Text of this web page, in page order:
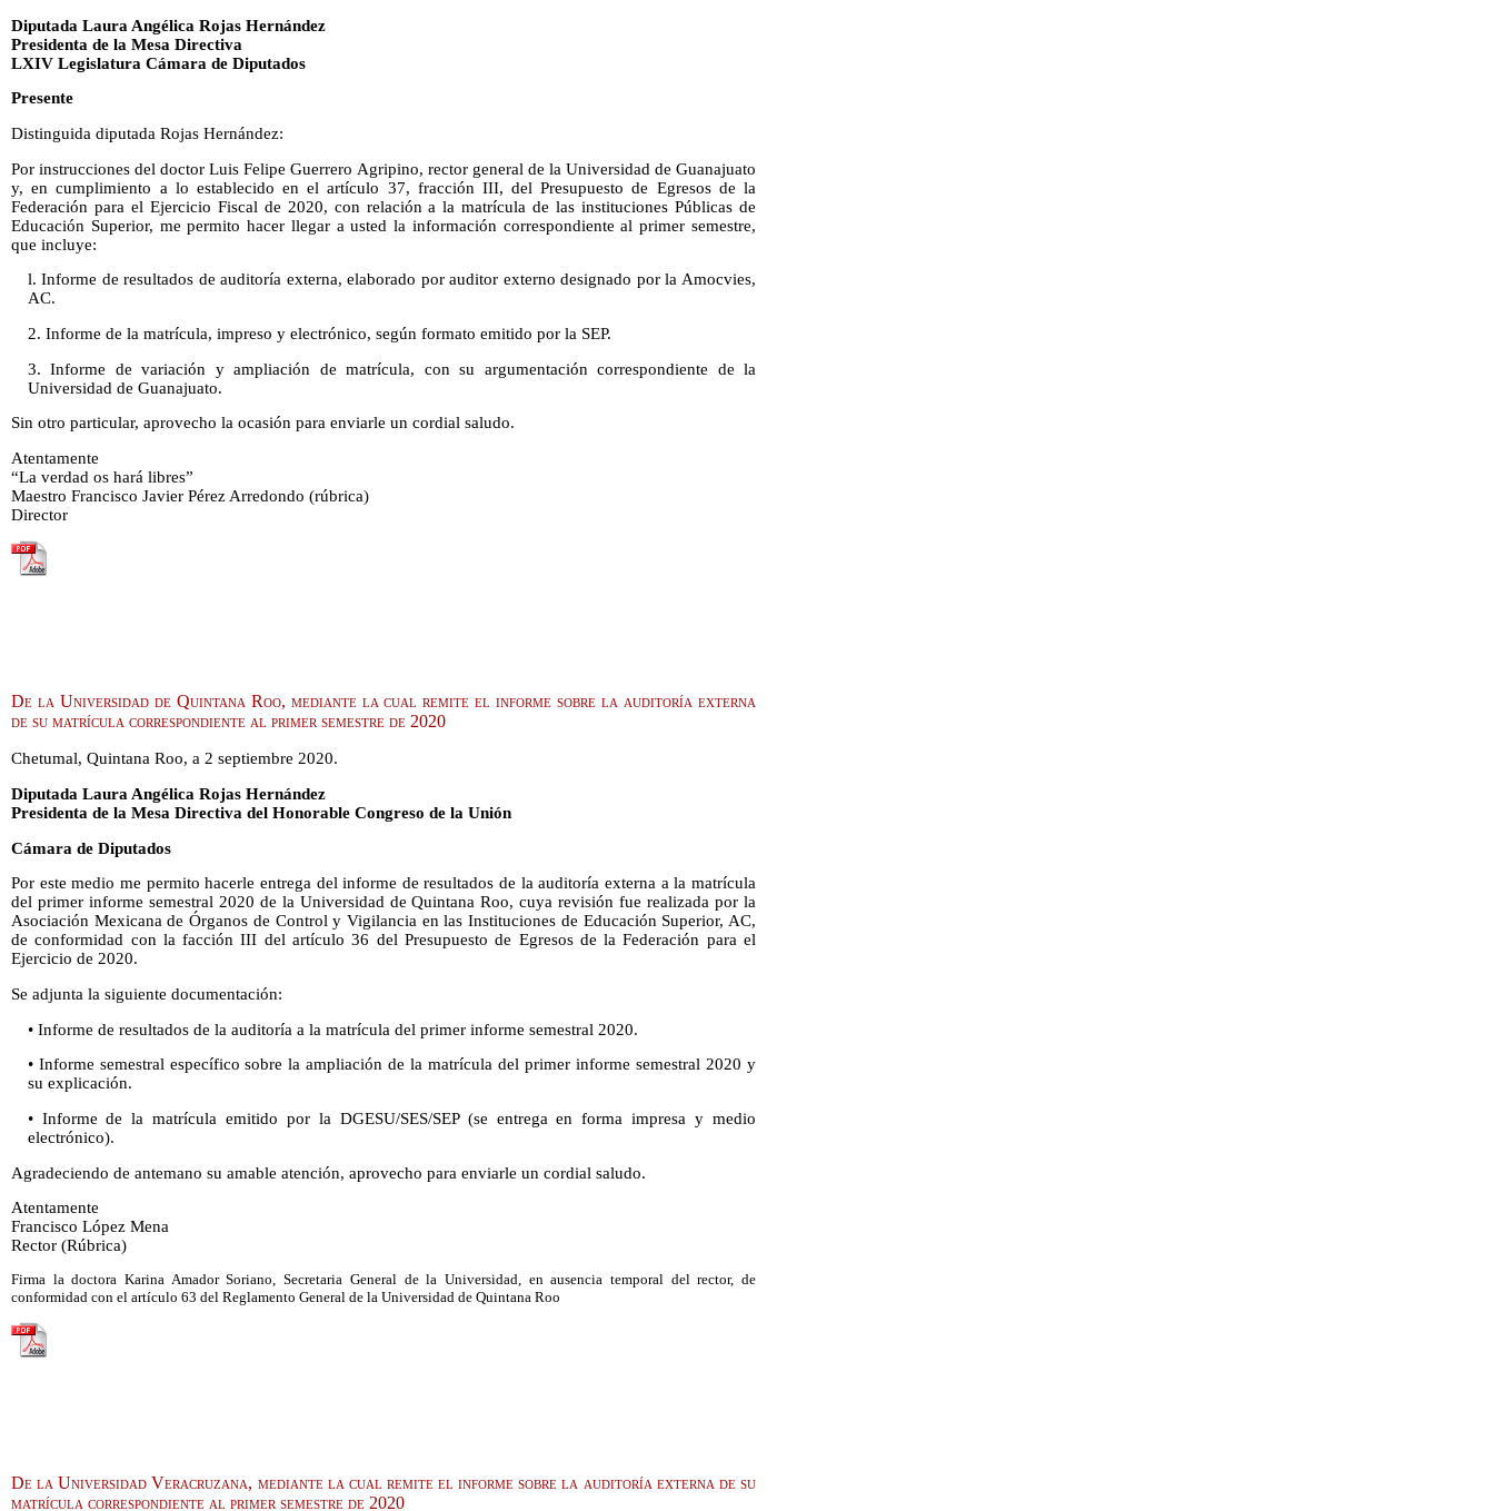
Diputada Laura Angélica Rojas Hernández
Presidenta de la Mesa Directiva
LXIV Legislatura Cámara de Diputados
Presente
Distinguida diputada Rojas Hernández:
Por instrucciones del doctor Luis Felipe Guerrero Agripino, rector general de la Universidad de Guanajuato
y, en cumplimiento a lo establecido en el artículo 37, fracción III, del Presupuesto de Egresos de la
Federación para el Ejercicio Fiscal de 2020, con relación a la matrícula de las instituciones Públicas de
Educación Superior, me permito hacer llegar a usted la información correspondiente al primer semestre,
que incluye:
l. Informe de resultados de auditoría externa, elaborado por auditor externo designado por la Amocvies,
AC.
2. Informe de la matrícula, impreso y electrónico, según formato emitido por la SEP.
3. Informe de variación y ampliación de matrícula, con su argumentación correspondiente de la
Universidad de Guanajuato.
Sin otro particular, aprovecho la ocasión para enviarle un cordial saludo.
Atentamente
“La verdad os hará libres”
Maestro Francisco Javier Pérez Arredondo (rúbrica)
Director
De la Universidad de Quintana Roo, mediante la cual remite el informe sobre la auditoría externa
de su matrícula correspondiente al primer semestre de 2020
Chetumal, Quintana Roo, a 2 septiembre 2020.
Diputada Laura Angélica Rojas Hernández
Presidenta de la Mesa Directiva del Honorable Congreso de la Unión
Cámara de Diputados
Por este medio me permito hacerle entrega del informe de resultados de la auditoría externa a la matrícula
del primer informe semestral 2020 de la Universidad de Quintana Roo, cuya revisión fue realizada por la
Asociación Mexicana de Órganos de Control y Vigilancia en las Instituciones de Educación Superior, AC,
de conformidad con la facción III del artículo 36 del Presupuesto de Egresos de la Federación para el
Ejercicio de 2020.
Se adjunta la siguiente documentación:
• Informe de resultados de la auditoría a la matrícula del primer informe semestral 2020.
• Informe semestral específico sobre la ampliación de la matrícula del primer informe semestral 2020 y
su explicación.
• Informe de la matrícula emitido por la DGESU/SES/SEP (se entrega en forma impresa y medio
electrónico).
Agradeciendo de antemano su amable atención, aprovecho para enviarle un cordial saludo.
Atentamente
Francisco López Mena
Rector (Rúbrica)
Firma la doctora Karina Amador Soriano, Secretaria General de la Universidad, en ausencia temporal del rector, de
conformidad con el artículo 63 del Reglamento General de la Universidad de Quintana Roo
De la Universidad Veracruzana, mediante la cual remite el informe sobre la auditoría externa de su
matrícula correspondiente al primer semestre de 2020